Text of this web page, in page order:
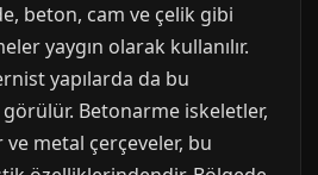
beton, cam ve çelik gibi
yaygın olarak kullanılır.
yapılarda da bu
Betonarme iskeletler,
metal çerçeveler, bu